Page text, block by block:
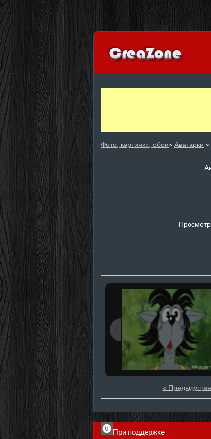
Фото, картинки, обои» Аватарки »
« Предыдущая
При поддержке